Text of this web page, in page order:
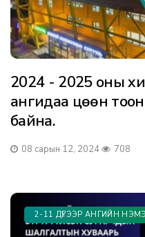
2024 - 2025 оны
ангидаа цөөн
байна.
08 сарын 12, 2024 708
2-11 ДҮГЭЭР АНГИЙН